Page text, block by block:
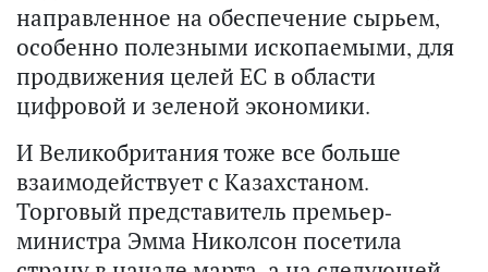
направленное на обеспечение сырьем,
особенно полезными ископаемыми, для
продвижения целей ЕС в области
цифровой и зеленой экономики.
И Великобритания тоже все больше
взаимодействует с Казахстаном.
Торговый представитель премьер-
министра Эмма Николсон посетила